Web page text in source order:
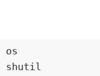
shutil